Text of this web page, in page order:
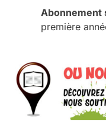
Abonnement
première